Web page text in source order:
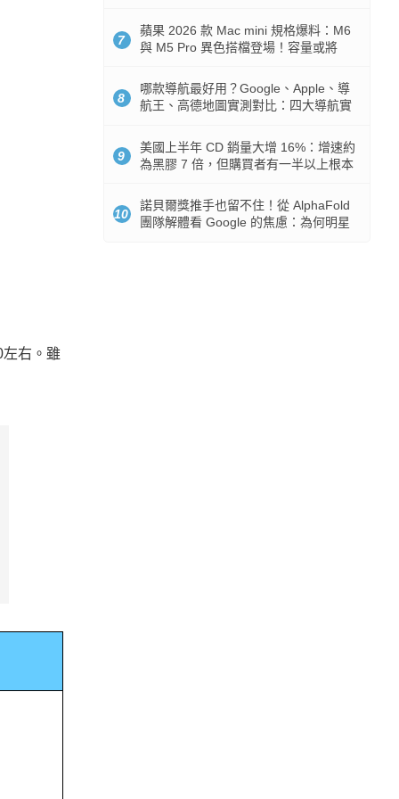
左右。雖
7
蘋果 2026 款 Mac mini 規格爆料：M6
與 M5 Pro 異色搭檔登場！容量或將
8
哪款導航最好用？Google、Apple、導
航王、高德地圖實測對比：四大導航實
9
美國上半年 CD 銷量大增 16%：增速約
為黑膠 7 倍，但購買者有一半以上根本
10
諾貝爾獎推手也留不住！從 AlphaFold
團隊解體看 Google 的焦慮：為何明星